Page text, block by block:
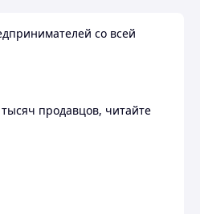
со всей
продавцов, читайте